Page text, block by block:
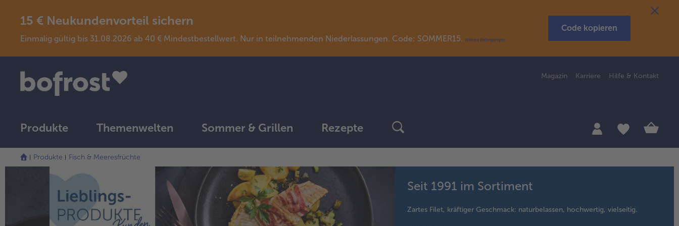
15 € Neukundenvorteil sichern
Einmalig gültig bis 31.08.2026 ab 40 € Mindestbestellwert. Nur in teilnehmenden Niederlassungen. Code: SOMMER15. Weitere Bedingungen
Code kopieren
Magazin Karriere Hilfe & Kontakt
Produkte Themenwelten Sommer & Grillen Rezepte
Produkte Fisch & Meeresfrüchte
Seit 1991 im Sortiment
Zartes Filet, kräftiger Geschmack: naturbelassen, hochwertig, vielseitig.
Die
Liste
wurde